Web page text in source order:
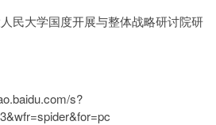
民大学国度开展与整体战略研讨院研
s?